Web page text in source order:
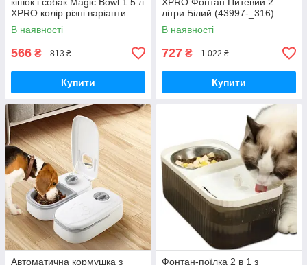
XPRO колір різні варіанти
(43460-magic bowl_186)
В наявності
566 ₴ 813 ₴
Купити
літри Білий (43997-_316)
В наявності
727 ₴ 1 022 ₴
Купити
Автоматична кормушка з Фонтан-поїлка 2 в 1 з